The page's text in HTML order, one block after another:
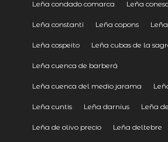
Leña condado comarca Leña
Leña constantí Leña copons
Leña cospeito Leña cubas de la
Leña cuenca de barberá
Leña cuenca del medio jarama
Leña cuntis Leña darnius Leña
Leña de olivo precio Leña deltebre